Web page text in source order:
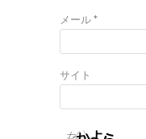
メール*
サイト